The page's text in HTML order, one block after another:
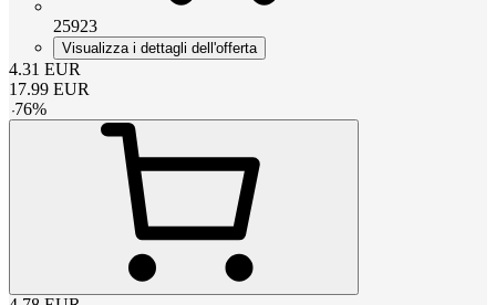
25923
Visualizza i dettagli dell'offerta
4.31 EUR
17.99 EUR
-76%